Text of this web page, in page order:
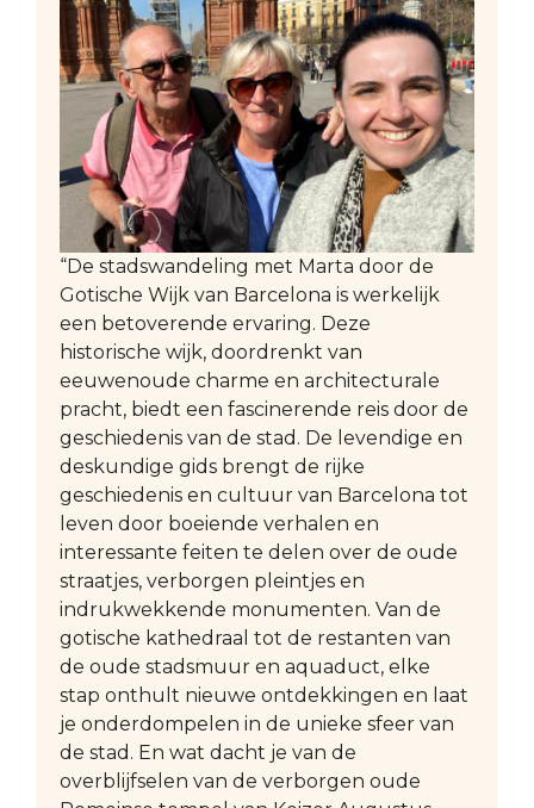
“De stadswandeling met Marta door de
Gotische Wijk van Barcelona is werkelijk
een betoverende ervaring. Deze
historische wijk, doordrenkt van
eeuwenoude charme en architecturale
pracht, biedt een fascinerende reis door de
geschiedenis van de stad. De levendige en
deskundige gids brengt de rijke
geschiedenis en cultuur van Barcelona tot
leven door boeiende verhalen en
interessante feiten te delen over de oude
straatjes, verborgen pleintjes en
indrukwekkende monumenten. Van de
gotische kathedraal tot de restanten van
de oude stadsmuur en aquaduct, elke
stap onthult nieuwe ontdekkingen en laat
je onderdompelen in de unieke sfeer van
de stad. En wat dacht je van de
overblijfselen van de verborgen oude